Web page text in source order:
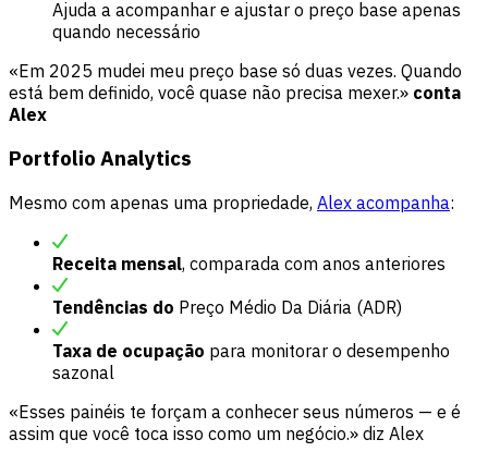
Ajuda a acompanhar e ajustar o preço base apenas
quando necessário
«Em 2025 mudei meu preço base só duas vezes. Quando
está bem definido, você quase não precisa mexer.» conta
Alex
Portfolio Analytics
Mesmo com apenas uma propriedade, Alex acompanha:
Receita mensal, comparada com anos anteriores
Tendências do Preço Médio Da Diária (ADR)
Taxa de ocupação para monitorar o desempenho
sazonal
«Esses painéis te forçam a conhecer seus números — e é
assim que você toca isso como um negócio.» diz Alex